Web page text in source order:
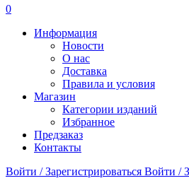
0
Информация
Новости
О нас
Доставка
Правила и условия
Магазин
Категории изданий
Избранное
Предзаказ
Контакты
Войти / Зарегистрироваться Войти /